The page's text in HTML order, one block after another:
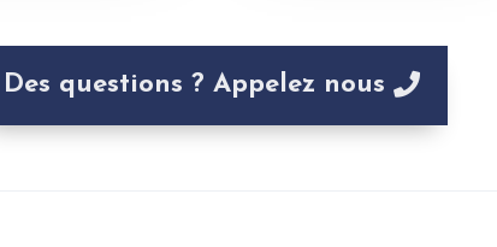
Des questions ? Appelez nous